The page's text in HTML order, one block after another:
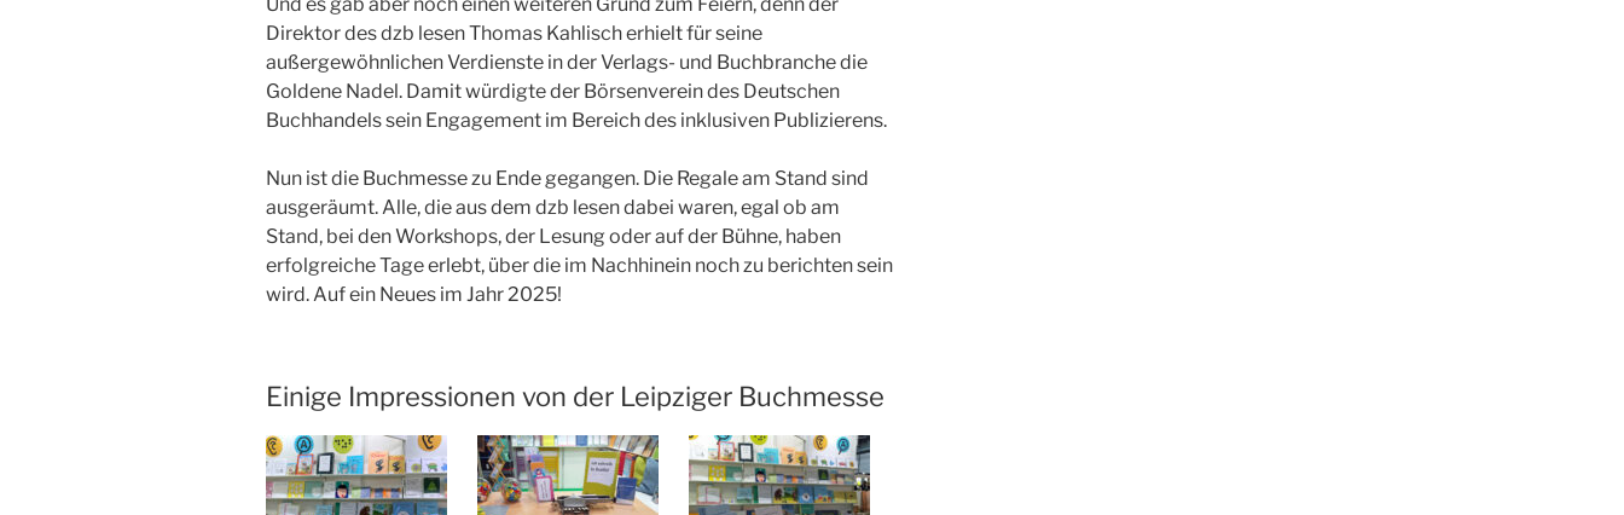
Direktor des dzb lesen Thomas Kahlisch erhielt für seine
außergewöhnlichen Verdienste in der Verlags- und Buchbranche die
Goldene Nadel. Damit würdigte der Börsenverein des Deutschen
Buchhandels sein Engagement im Bereich des inklusiven Publizierens.
Nun ist die Buchmesse zu Ende gegangen. Die Regale am Stand sind
ausgeräumt. Alle, die aus dem dzb lesen dabei waren, egal ob am
Stand, bei den Workshops, der Lesung oder auf der Bühne, haben
erfolgreiche Tage erlebt, über die im Nachhinein noch zu berichten sein
wird. Auf ein Neues im Jahr 2025!
Einige Impressionen von der Leipziger Buchmesse